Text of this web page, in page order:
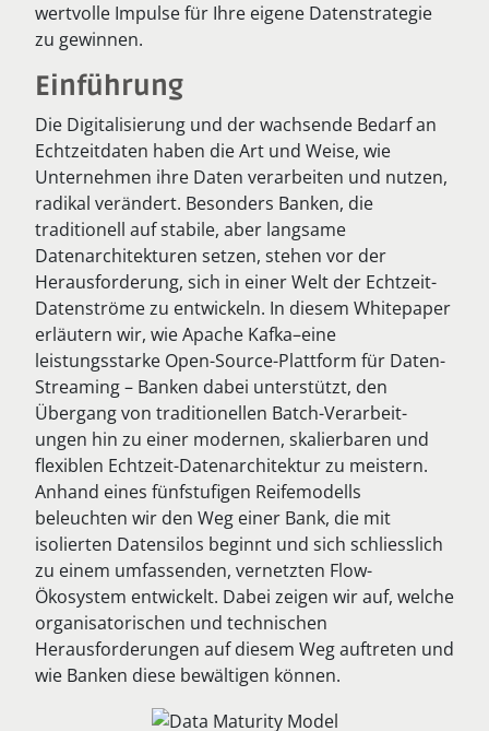
wertvolle Impulse für Ihre eigene Datenstrategie
zu gewinnen.
Einführung
Die Digitalisierung und der wachsende Bedarf an
Echtzeitdaten haben die Art und Weise, wie
Unternehmen ihre Daten verarbeiten und nutzen,
radikal verändert. Besonders Banken, die
traditionell auf stabile, aber langsame
Datenarchitekturen setzen, stehen vor der
Herausforderung, sich in einer Welt der Echtzeit-
Datenströme zu entwickeln. In diesem Whitepaper
erläutern wir, wie Apache Kafka–eine
leistungsstarke Open-Source-Plattform für Daten-
Streaming – Banken dabei unterstützt, den
Übergang von traditionellen Batch-Verarbeit-
ungen hin zu einer modernen, skalierbaren und
flexiblen Echtzeit-Datenarchitektur zu meistern.
Anhand eines fünfstufigen Reifemodells
beleuchten wir den Weg einer Bank, die mit
isolierten Datensilos beginnt und sich schliesslich
zu einem umfassenden, vernetzten Flow-
Ökosystem entwickelt. Dabei zeigen wir auf, welche
organisatorischen und technischen
Herausforderungen auf diesem Weg auftreten und
wie Banken diese bewältigen können.